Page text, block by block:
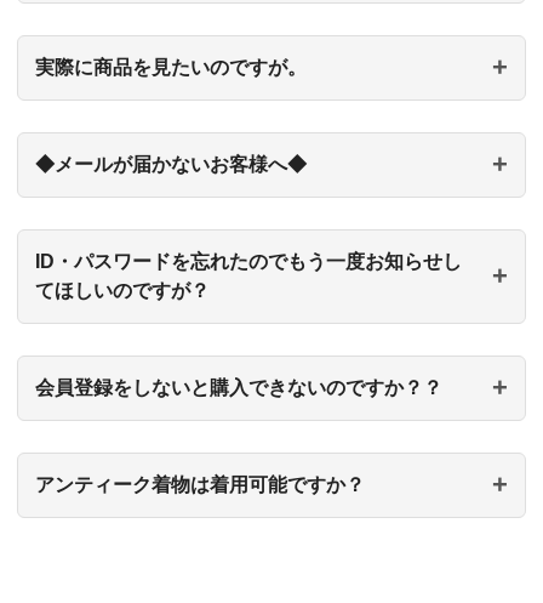
実際に商品を見たいのですが。
◆メールが届かないお客様へ◆
ID・パスワードを忘れたのでもう一度お知らせし
てほしいのですが？
会員登録をしないと購入できないのですか？？
アンティーク着物は着用可能ですか？